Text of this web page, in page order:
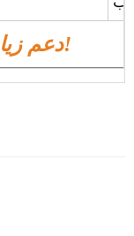
دعم زيارة صالة العرض عبر الإنترنت!